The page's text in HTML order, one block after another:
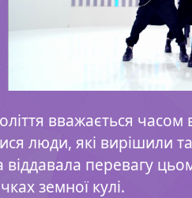
вважається
люди, які
віддавала перевагу
земної кулі.